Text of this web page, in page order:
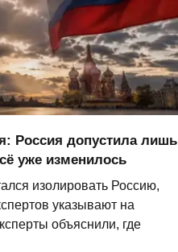
Россия допустила лишь
уже изменилось
изолировать Россию,
указывают на
объяснили, где